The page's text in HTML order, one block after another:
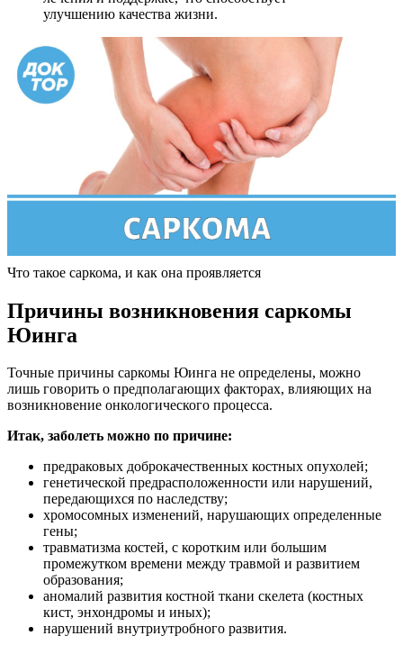
улучшению качества жизни.
Что такое саркома, и как она проявляется
Причины возникновения саркомы
Юинга
Точные причины саркомы Юинга не определены, можно
лишь говорить о предполагающих факторах, влияющих на
возникновение онкологического процесса.
Итак, заболеть можно по причине:
предраковых доброкачественных костных опухолей;
генетической предрасположенности или нарушений,
передающихся по наследству;
хромосомных изменений, нарушающих определенные
гены;
травматизма костей, с коротким или большим
промежутком времени между травмой и развитием
образования;
аномалий развития костной ткани скелета (костных
кист, энхондромы и иных);
нарушений внутриутробного развития.